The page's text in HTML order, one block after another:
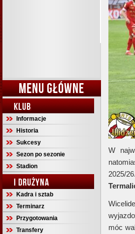
MENU GŁÓWNE
KLUB
Informacje
Historia
Sukcesy
Sezon po sezonie
Stadion
I DRUŻYNA
Kadra i sztab
Terminarz
Przygotowania
Transfery
W
2025/
móc